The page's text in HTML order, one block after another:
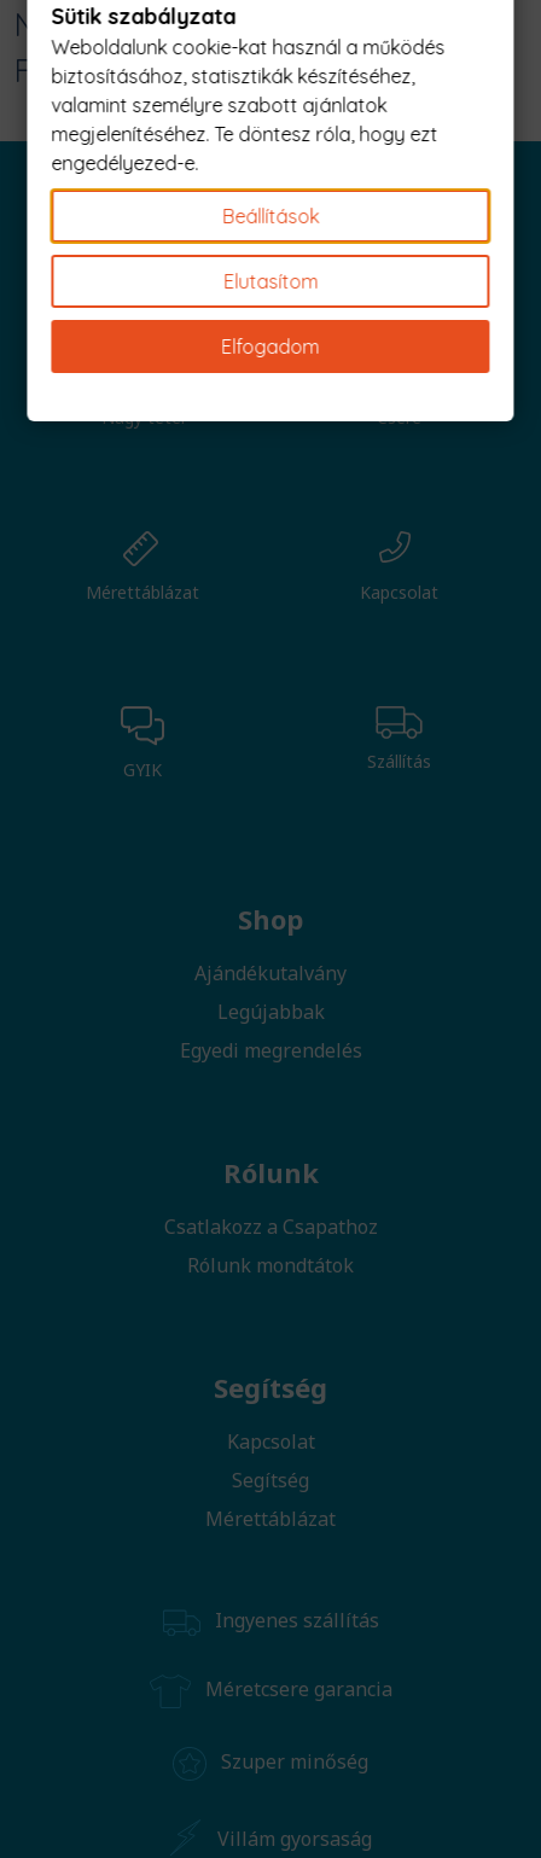
Nincs találat erre: "trick or treats
Férfi Póló"
Iratkozz fel és küldjük is az 1000 Ft értékű kuponod!
Nagy tétel Csere
Mérettáblázat Kapcsolat
GYIK Szállítás
Shop
Ajándékutalvány
Legújabbak
Egyedi megrendelés
Rólunk
Csatlakozz a Csapathoz
Rólunk mondtátok
Segítség
Kapcsolat
Segítség
Mérettáblázat
Ingyenes szállítás
Méretcsere garancia
Szuper minőség
Villám gyorsaság
Sütik szabályzata
Weboldalunk cookie-kat használ a működés
biztosításához, statisztikák készítéséhez,
valamint személyre szabott ajánlatok
megjelenítéséhez. Te döntesz róla, hogy ezt
engedélyezed-e.
Beállítások
Elutasítom
Elfogadom